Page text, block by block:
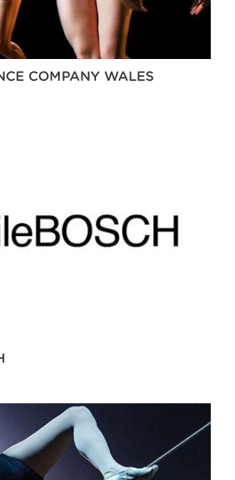
COMPANY WALES